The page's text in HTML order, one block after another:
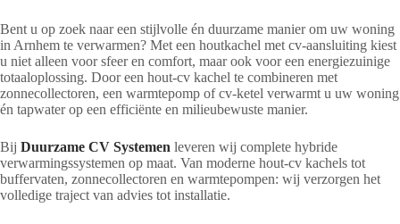
Bent u op zoek naar een stijlvolle én duurzame manier om uw woning
in Arnhem te verwarmen? Met een houtkachel met cv-aansluiting kiest
u niet alleen voor sfeer en comfort, maar ook voor een energiezuinige
totaaloplossing. Door een hout-cv kachel te combineren met
zonnecollectoren, een warmtepomp of cv-ketel verwarmt u uw woning
én tapwater op een efficiënte en milieubewuste manier.
Bij Duurzame CV Systemen leveren wij complete hybride
verwarmingssystemen op maat. Van moderne hout-cv kachels tot
buffervaten, zonnecollectoren en warmtepompen: wij verzorgen het
volledige traject van advies tot installatie.